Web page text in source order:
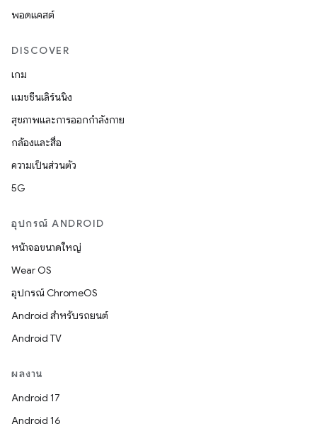
พอดแคสต์
DISCOVER
เกม
แมชชีนเลิร์นนิง
สุขภาพและการออกกำลังกาย
กล้องและสื่อ
ความเป็นส่วนตัว
5G
อุปกรณ์ ANDROID
หน้าจอขนาดใหญ่
Wear OS
อุปกรณ์ ChromeOS
Android สำหรับรถยนต์
Android TV
ผลงาน
Android 17
Android 16